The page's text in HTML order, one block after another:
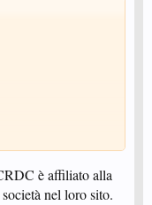
mail li ho presi da una
è affiliato alla
nel loro sito.